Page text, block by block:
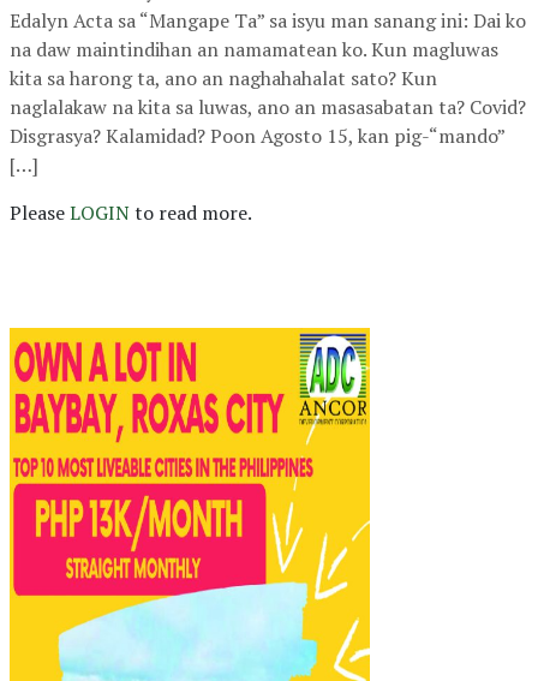
Edalyn Acta sa “Mangape Ta” sa isyu man sanang ini: Dai ko
na daw maintindihan an namamatean ko. Kun magluwas
kita sa harong ta, ano an naghahahalat sato? Kun
naglalakaw na kita sa luwas, ano an masasabatan ta? Covid?
Disgrasya? Kalamidad? Poon Agosto 15, kan pig-“mando”
[…]
PleaseLOGINto read more.